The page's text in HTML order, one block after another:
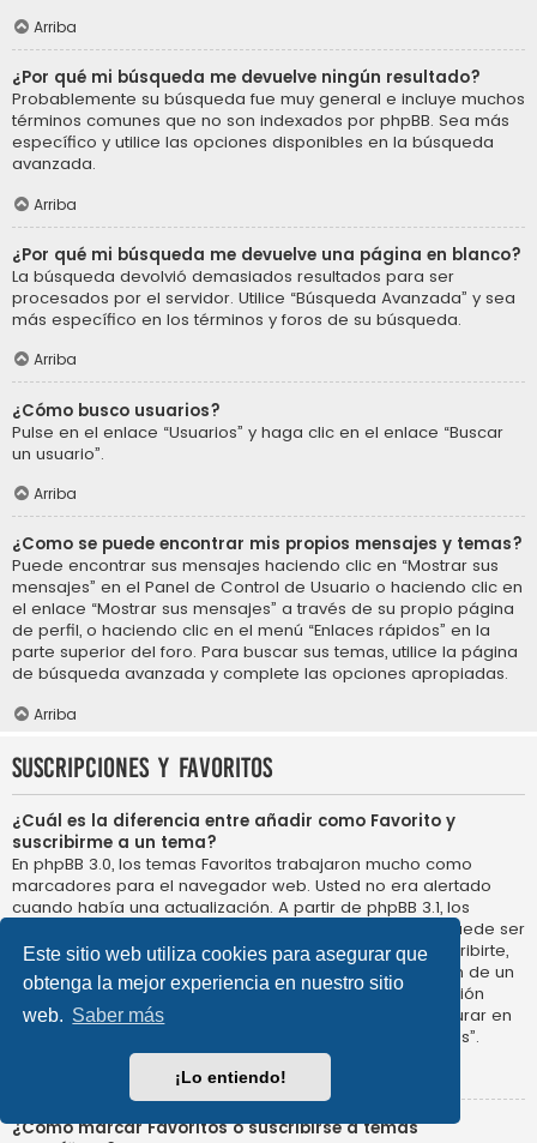
Este sitio web utiliza cookies para asegurar que
obtenga la mejor experiencia en nuestro sitio
web. Saber más
¡Lo entiendo!
Arriba
¿Por qué mi búsqueda me devuelve ningún resultado?
Probablemente su búsqueda fue muy general e incluye muchos
términos comunes que no son indexados por phpBB. Sea más
específico y utilice las opciones disponibles en la búsqueda
avanzada.
Arriba
¿Por qué mi búsqueda me devuelve una página en blanco?
La búsqueda devolvió demasiados resultados para ser
procesados por el servidor. Utilice “Búsqueda Avanzada” y sea
más específico en los términos y foros de su búsqueda.
Arriba
¿Cómo busco usuarios?
Pulse en el enlace “Usuarios” y haga clic en el enlace “Buscar
un usuario”.
Arriba
¿Como se puede encontrar mis propios mensajes y temas?
Puede encontrar sus mensajes haciendo clic en “Mostrar sus
mensajes” en el Panel de Control de Usuario o haciendo clic en
el enlace “Mostrar sus mensajes” a través de su propio página
de perfil, o haciendo clic en el menú “Enlaces rápidos” en la
parte superior del foro. Para buscar sus temas, utilice la página
de búsqueda avanzada y complete las opciones apropiadas.
Arriba
Suscripciones y Favoritos
¿Cuál es la diferencia entre añadir como Favorito y
suscribirme a un tema?
En phpBB 3.0, los temas Favoritos trabajaron mucho como
marcadores para el navegador web. Usted no era alertado
cuando había una actualización. A partir de phpBB 3.1, los
Favoritos son más como suscribirse a un tema. Usted puede ser
notificado cuando un tema Favorito se actualiza. Al suscribirte,
sin embargo, se le avisará de que hay una actualización de un
tema, o foro en el propio foro. Las opciones de notificación
para los Favoritos y las suscripciones se pueden configurar en
el Panel de Control de Usuario, en “Preferencias de Foros”.
¿Cómo marcar Favoritos o suscribirse a temas